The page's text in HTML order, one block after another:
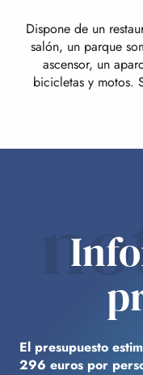
Dispone de un
salón, un parque
ascensor, un
bicicletas y motos.
El presupuesto
296 euros por